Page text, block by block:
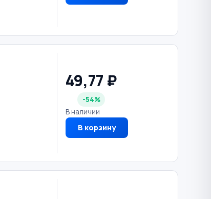
49,77 ₽
-54%
В наличии
В корзину